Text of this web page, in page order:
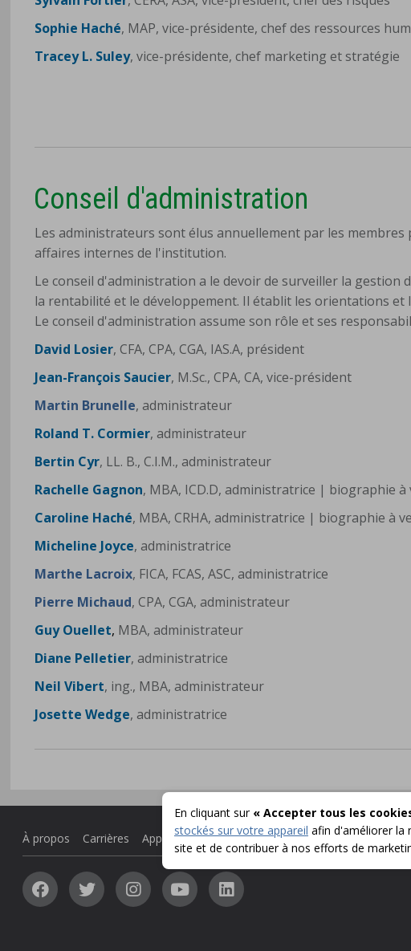
En cliquant sur « Accepter tous les
stockés sur votre appareil afin d'améliorer la
site et de contribuer à nos efforts de
Sophie Haché, MAP, vice-présidente, chef des ressources
Tracey L. Suley, vice-présidente, chef marketing et stratégie
Conseil d'administration
Les administrateurs sont élus annuellement par les
affaires internes de l'institution.
Le conseil d'administration a le devoir de surveiller la
la rentabilité et le développement. Il établit les orientations et
Le conseil d'administration assume son rôle et ses
David Losier, CFA, CPA, CGA, IAS.A, président
Jean-François Saucier, M.Sc., CPA, CA, vice-président
Martin Brunelle, administrateur
Roland T. Cormier, administrateur
Bertin Cyr, LL. B., C.I.M., administrateur
Rachelle Gagnon, MBA, ICD.D, administratrice | biographie à
Caroline Haché, MBA, CRHA, administratrice | biographie à
Micheline Joyce, administratrice
Marthe Lacroix, FICA, FCAS, ASC, administratrice
Pierre Michaud, CPA, CGA, administrateur
Guy Ouellet, MBA, administrateur
Diane Pelletier, administratrice
Neil Vibert, ing., MBA, administrateur
Josette Wedge, administratrice
À propos Carrières Appel d'offres Communiqués